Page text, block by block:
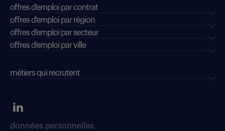
offres d'emploi par contrat
offres d'emploi par région
offres d'emploi par secteur
offres d’emploi par ville
métiers qui recrutent
données personnelles